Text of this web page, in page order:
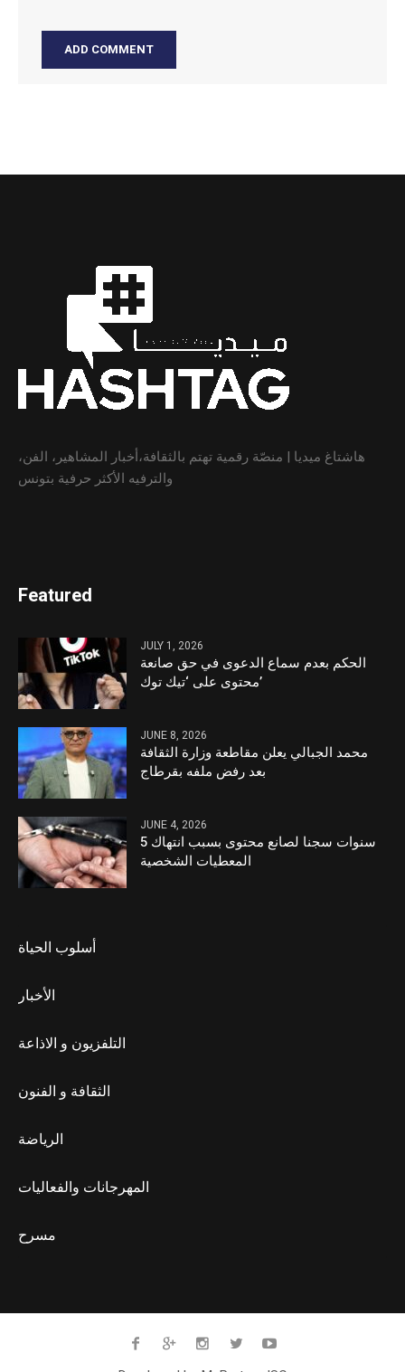
هاشتاغ ميديا | منصّة رقمية تهتم بالثقافة،أخبار المشاهير، الفن،
والترفيه الأكثر حرفية بتونس
Featured
JULY 1, 2026
الحكم بعدم سماع الدعوى في حق صانعة
محتوى على ‘تيك توك’
JUNE 8, 2026
محمد الجبالي يعلن مقاطعة وزارة الثقافة
بعد رفض ملفه بقرطاج
JUNE 4, 2026
5 سنوات سجنا لصانع محتوى بسبب انتهاك
المعطيات الشخصية
أسلوب الحياة
الأخبار
التلفزيون و الاذاعة
الثقافة و الفنون
الرياضة
المهرجانات والفعاليات
مسرح